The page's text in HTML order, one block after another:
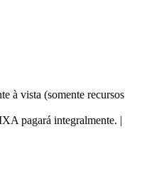
à vista (somente recursos
pagará integralmente. |